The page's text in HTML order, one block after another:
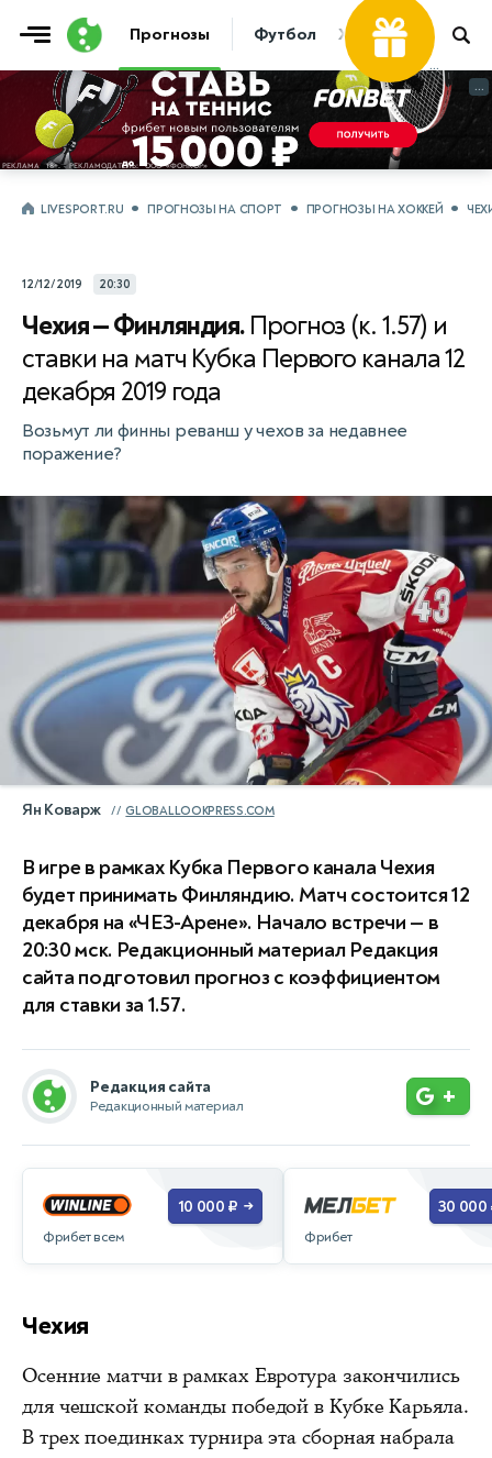
Прогнозы Футбол Хоккей Теннис
...
...
LIVESPORT.RU ПРОГНОЗЫ НА СПОРТ ПРОГНОЗЫ НА ХОККЕЙ
12/12/2019 20:30
Чехия — Финляндия. Прогноз (к. 1.57) и
ставки на матч Кубка Первого канала 12
декабря 2019 года
Возьмут ли финны реванш у чехов за недавнее
поражение?
Ян Коварж GLOBALLOOKPRESS.COM
В игре в рамках Кубка Первого канала Чехия
будет принимать Финляндию. Матч состоится 12
декабря на «ЧЕЗ-Арене». Начало встречи — в
20:30 мск. Редакционный материал Редакция
сайта подготовил прогноз с коэффициентом
для ставки за 1.57.
Редакция сайта
Редакционный материал +
Фрибет всем
10 000 ₽ →
Фрибет
30 000
Чехия
Осенние матчи в рамках Евротура закончились
для чешской команды победой в Кубке Карьяла.
В трех поединках турнира эта сборная набрала